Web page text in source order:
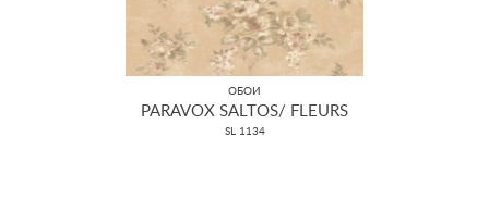
ОБОИ
PARAVOX SALTOS/ FLEURS
SL 1134